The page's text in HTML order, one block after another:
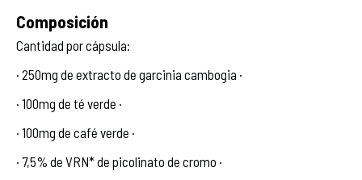
Composición
Cantidad por cápsula:
· 250mg de extracto de garcinia cambogia ·
· 100mg de té verde ·
· 100mg de café verde ·
· 7,5% de VRN* de picolinato de cromo ·